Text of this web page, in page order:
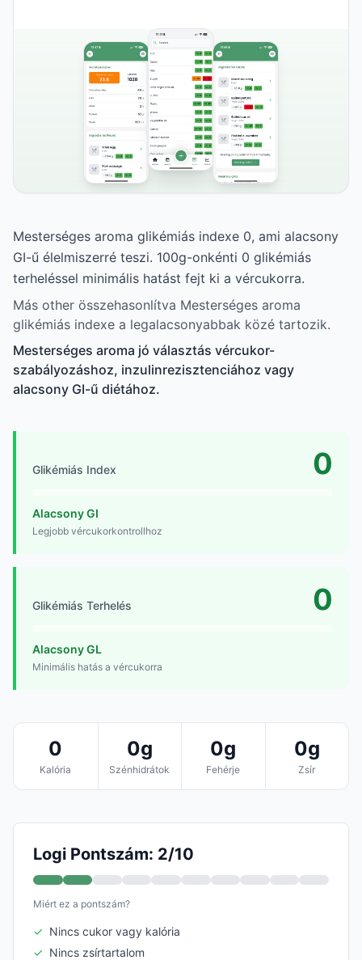
Mesterséges aroma glikémiás indexe 0, ami alacsony
GI-ű élelmiszerré teszi. 100g-onkénti 0 glikémiás
terheléssel minimális hatást fejt ki a vércukorra.
Más other összehasonlítva Mesterséges aroma
glikémiás indexe a legalacsonyabbak közé tartozik.
Mesterséges aroma jó választás vércukor-
szabályozáshoz, inzulinrezisztenciához vagy
alacsony GI-ű diétához.
Glikémiás Index 0
Alacsony GI
Legjobb vércukorkontrollhoz
Glikémiás Terhelés 0
Alacsony GL
Minimális hatás a vércukorra
0
Kalória
0g
Szénhidrátok
0g
Fehérje
0g
Zsír
Logi Pontszám: 2/10
Miért ez a pontszám?
✓ Nincs cukor vagy kalória
✓ Nincs zsírtartalom